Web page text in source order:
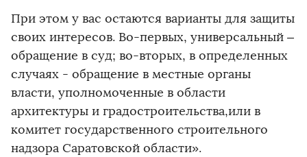
При этом у вас остаются варианты для защиты
своих интересов. Во-первых, универсальный –
обращение в суд; во-вторых, в определенных
случаях - обращение в местные органы
власти, уполномоченные в области
архитектуры и градостроительства,или в
комитет государственного строительного
надзора Саратовской области».